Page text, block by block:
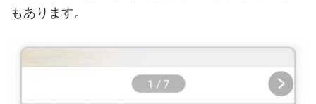
もあります。